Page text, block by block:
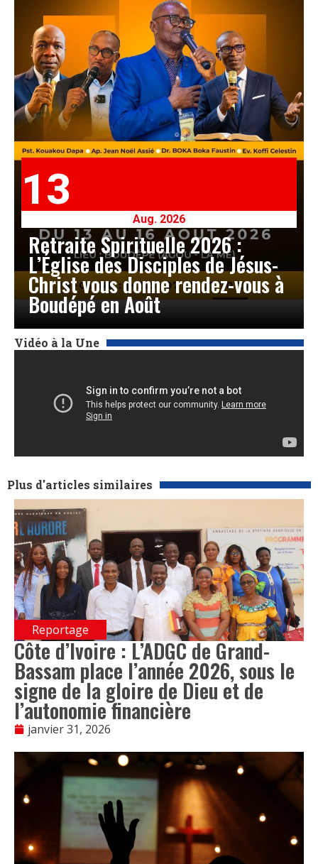
13
Aug. 2026
Retraite Spirituelle 2026 :
L’Église des Disciples de Jésus-
Christ vous donne rendez-vous à
Boudépé en Août
Vidéo à la Une
Plus d'articles similaires
Reportage
Côte d’Ivoire : L’ADGC de Grand-
Bassam place l’année 2026, sous le
signe de la gloire de Dieu et de
l’autonomie financière
janvier 31, 2026